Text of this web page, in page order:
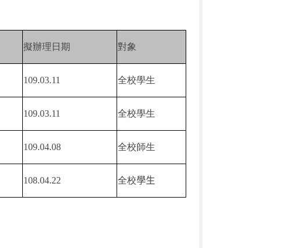
擬辦理日期 對象
109.03.11 全校學生
109.03.11 全校學生
109.04.08 全校師生
108.04.22 全校學生